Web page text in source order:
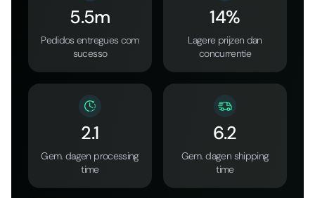
5.5m
Pedidos entregues com
sucesso
14%
Lagere prijzen dan
concurrentie
2.1
Gem. dagen processing
time
6.2
Gem. dagen shipping
time